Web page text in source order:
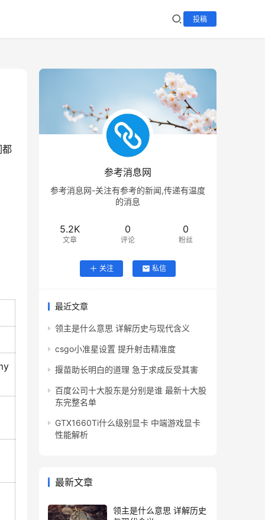
投稿
都
参考消息网
参考消息网-关注有参考的新闻,传递有温度
的消息
5.2K
文章
0
评论
0
粉丝
关注 私信
最近文章
领主是什么意思 详解历史与现代含义
csgo小准星设置 提升射击精准度
揠苗助长明白的道理 急于求成反受其害
百度公司十大股东是分别是谁 最新十大股
东完整名单
GTX1660Ti什么级别显卡 中端游戏显卡
性能解析
最新文章
领主是什么意思 详解历史